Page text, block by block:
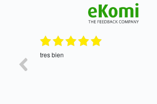
tres bien